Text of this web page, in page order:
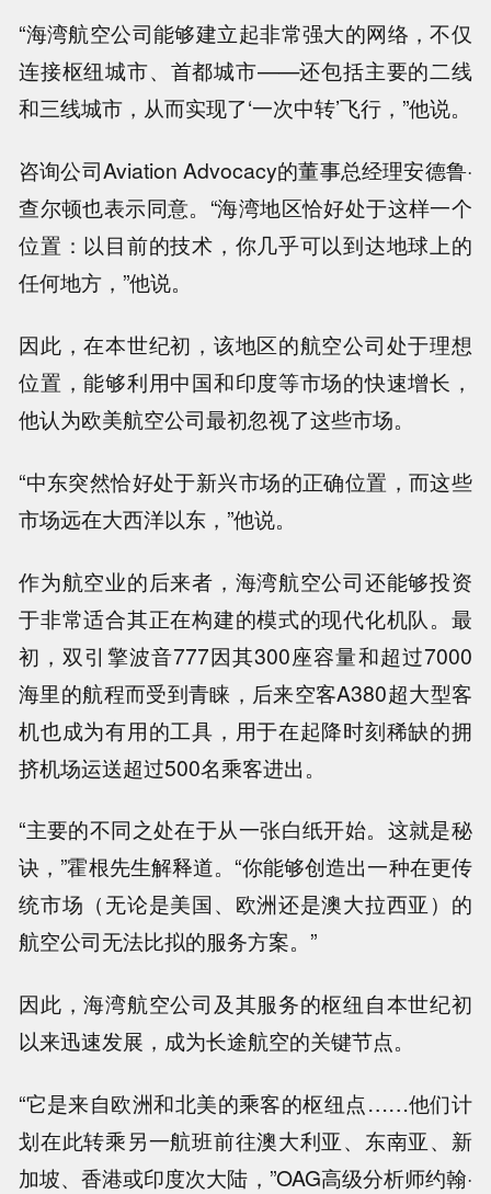
“海湾航空公司能够建立起非常强大的网络，不仅
连接枢纽城市、首都城市——还包括主要的二线
和三线城市，从而实现了‘一次中转’飞行，”他说。
咨询公司Aviation Advocacy的董事总经理安德鲁·
查尔顿也表示同意。“海湾地区恰好处于这样一个
位置：以目前的技术，你几乎可以到达地球上的
任何地方，”他说。
因此，在本世纪初，该地区的航空公司处于理想
位置，能够利用中国和印度等市场的快速增长，
他认为欧美航空公司最初忽视了这些市场。
“中东突然恰好处于新兴市场的正确位置，而这些
市场远在大西洋以东，”他说。
作为航空业的后来者，海湾航空公司还能够投资
于非常适合其正在构建的模式的现代化机队。最
初，双引擎波音777因其300座容量和超过7000
海里的航程而受到青睐，后来空客A380超大型客
机也成为有用的工具，用于在起降时刻稀缺的拥
挤机场运送超过500名乘客进出。
“主要的不同之处在于从一张白纸开始。这就是秘
诀，”霍根先生解释道。“你能够创造出一种在更传
统市场（无论是美国、欧洲还是澳大拉西亚）的
航空公司无法比拟的服务方案。”
因此，海湾航空公司及其服务的枢纽自本世纪初
以来迅速发展，成为长途航空的关键节点。
“它是来自欧洲和北美的乘客的枢纽点……他们计
划在此转乘另一航班前往澳大利亚、东南亚、新
加坡、香港或印度次大陆，”OAG高级分析师约翰·